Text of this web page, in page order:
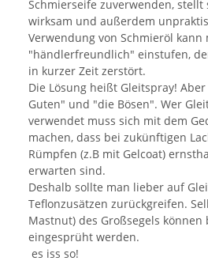
Schmierseife zuverwenden,
wirksam und außerdem
Verwendung von Schmieröl kann
"händlerfreundlich" einstufen,
in kurzer Zeit zerstört.
Die Lösung heißt Gleitspray!
Guten" und "die Bösen". Wer
verwendet muss sich mit dem
machen, dass bei zukünftigen
Rümpfen (z.B mit Gelcoat)
erwarten sind.
Deshalb sollte man lieber auf
Teflonzusätzen zurückgreifen.
Mastnut) des Großsegels
eingesprüht werden.
es iss so!